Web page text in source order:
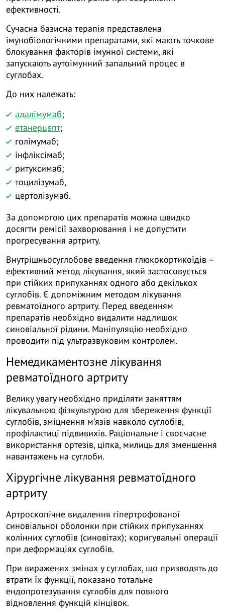
ефективності.
Сучасна базисна терапія представлена ​​
імунобіологічними препаратами, які мають точкове
блокування факторів імунної системи, які
запускають аутоімунний запальний процес в
суглобах.
До них належать:
адалімумаб;
етанерцепт;
голімумаб;
інфліксімаб;
ритуксимаб;
тоцилізумаб,
цертолізумаб.
За допомогою цих препаратів можна швидко
досягти ремісії захворювання і не допустити
прогресування артриту.
Внутрішньосуглобове введення глюкокортикоїдів –
ефективний метод лікування, який застосовується
при стійких припуханнях одного або декількох
суглобів. Є допоміжним методом лікування
ревматоїдного артриту. Перед введенням
препаратів необхідно видалити надлишок
синовіальної рідини. Маніпуляцію необхідно
проводити під ультразвуковим контролем.
Немедикаментозне лікування
ревматоїдного артриту
Велику увагу необхідно приділяти заняттям
лікувальною фізкультурою для збереження функції
суглобів, зміцнення м'язів навколо суглобів,
профілактиці підвивихів. Раціональне і своєчасне
використання ортезів, ціпка, милиць для зменшення
навантажень на суглоби.
Хірургічне лікування ревматоїдного
артриту
Артроскопічне видалення гіпертрофованої
синовіальної оболонки при стійких припуханнях
колінних суглобів (синовітах); коригувальні операції
при деформаціях суглобів.
При виражених змінах у суглобах, що призводять до
втрати їх функції, показано тотальне
ендопротезування суглобів для повного
відновлення функцій кінцівок.